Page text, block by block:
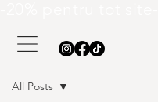
All Posts